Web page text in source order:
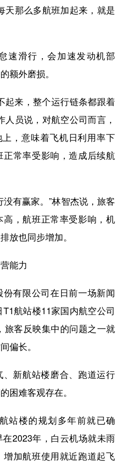
天那么多航班加起来，就是
滑行，会加速发动机部
额外磨损。
来，整个运行链条都跟着
人员说，对航空公司而言，
，意味着飞机日利用率下
常率受影响，造成后续航
有赢家。”林智杰说，旅客
，航班正常率受影响，机
放也同步增加。
能力
有限公司在日前一场新闻
航站楼11家国内航空公司
客反映集中的问题之一就
偏长。
新航站楼磨合、跑道运行
困难客观存在。
楼的规划多年前就已确
2023年，白云机场就未雨
加航班使用就近跑道起飞